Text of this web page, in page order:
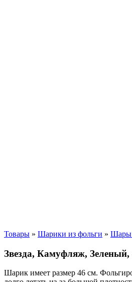
Товары » Шарики из фольги » Шары
Звезда, Камуфляж, Зеленый,
Шарик имеет размер 46 см.